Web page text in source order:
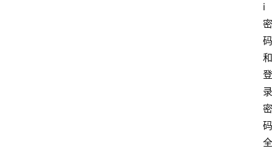
i
密
码
和
登
录
密
码
全